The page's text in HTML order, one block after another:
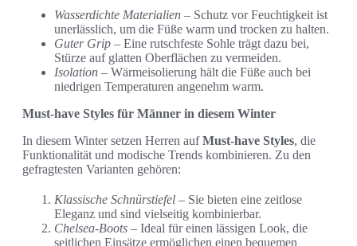
Wasserdichte Materialien – Schutz vor Feuchtigkeit ist
unerlässlich, um die Füße warm und trocken zu halten.
Guter Grip – Eine rutschfeste Sohle trägt dazu bei,
Stürze auf glatten Oberflächen zu vermeiden.
Isolation – Wärmeisolierung hält die Füße auch bei
niedrigen Temperaturen angenehm warm.
Must-have Styles für Männer in diesem Winter
In diesem Winter setzen Herren aufMust-have Styles, die
Funktionalität und modische Trends kombinieren. Zu den
gefragtesten Varianten gehören:
Klassische Schnürstiefel – Sie bieten eine zeitlose
Eleganz und sind vielseitig kombinierbar.
Chelsea-Boots – Ideal für einen lässigen Look, die
seitlichen Einsätze ermöglichen einen bequemen